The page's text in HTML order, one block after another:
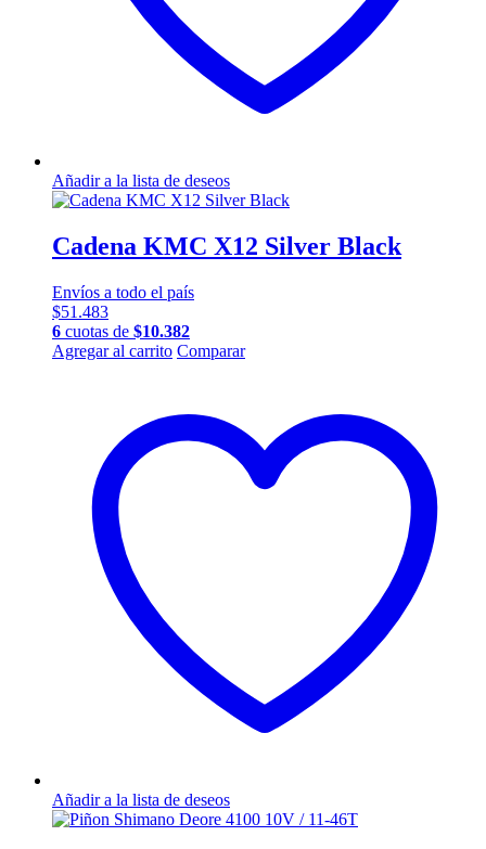
Añadir a la lista de deseos
Cadena KMC X12 Silver Black
Envíos a todo el país
$51.483
6 cuotas de $10.382
Agregar al carrito Comparar
Añadir a la lista de deseos